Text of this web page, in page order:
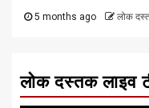
5 months ago लोक
लोक दस्तक लाइव